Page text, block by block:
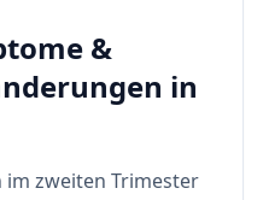
&
in
im zweiten Trimester